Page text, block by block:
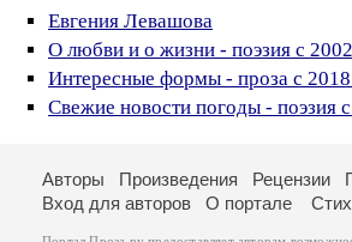
Евгения Левашова
О любви и о жизни - поэзия с
Интересные формы - проза с 2018
Свежие новости погоды - поэзия
Авторы Произведения Рецензии
Вход для авторов
О портале